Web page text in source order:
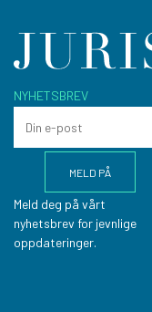
NYHETSBREV
Meld deg på vårt
nyhetsbrev for jevnlige
oppdateringer.